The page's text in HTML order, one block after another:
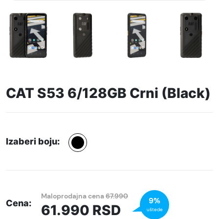
CAT S53 6/128GB Crni (Black)
Izaberi boju:
Cena:
Maloprodajna cena67.990
61.990 RSD
9%
uštede